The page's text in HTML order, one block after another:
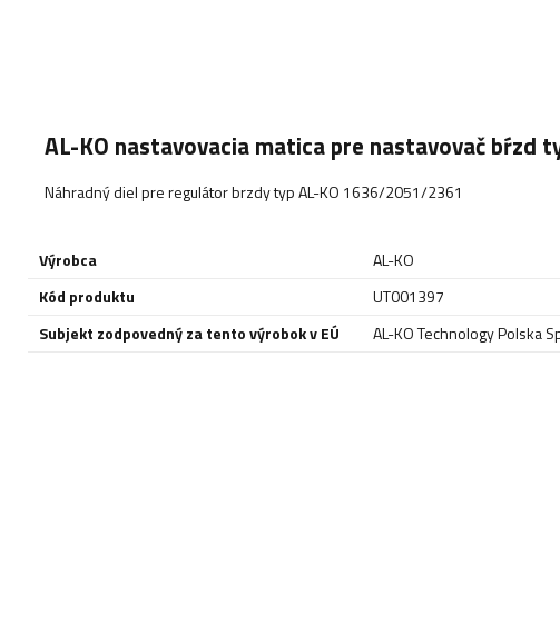
AL-KO nastavovacia matica pre nastavovač
Náhradný diel pre regulátor brzdy typ AL-KO 1636/2051/2361
Výrobca
AL-KO
Kód produktu
UT001397
Subjekt zodpovedný za tento výrobok v EÚ
AL-KO Technology Polska